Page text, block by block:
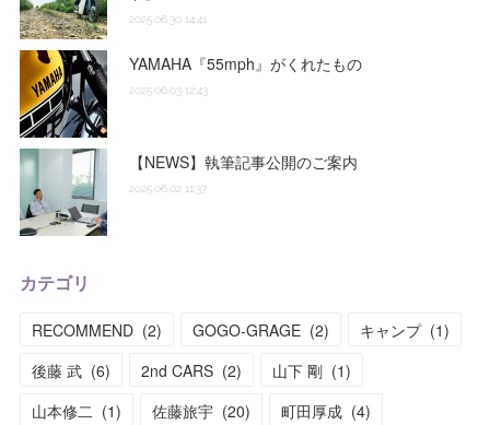
2025.06.30 14:41
YAMAHA『55mph』がくれたもの
2025.06.03 12:43
【NEWS】執筆記事公開のご案内
2025.06.02 11:37
カテゴリ
RECOMMEND (2) GOGO-GRAGE (2) キャンプ (1)
後藤 武 (6) 2nd CARS (2) 山下 剛 (1)
山本修二 (1) 佐藤旅宇 (20) 町田厚成 (4)